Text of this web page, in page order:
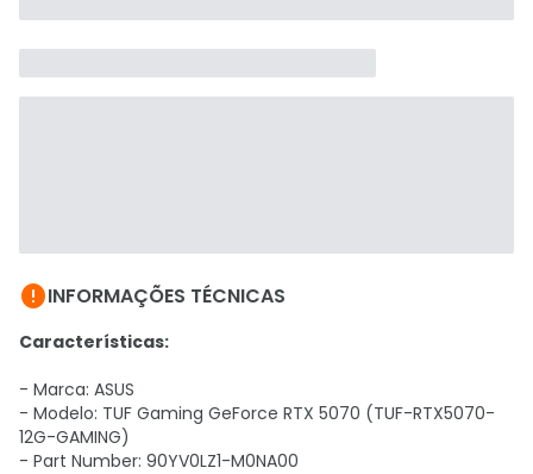
INFORMAÇÕES TÉCNICAS
Características:
- Marca: ASUS
- Modelo: TUF Gaming GeForce RTX 5070 (TUF-RTX5070-
12G-GAMING)
- Part Number: 90YV0LZ1-M0NA00